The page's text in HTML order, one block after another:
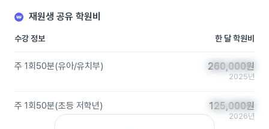
재원생 공유 학원비
수강 정보 한 달 학원비
주 1회 50분(유아/유치부) 260,000원
260,000원
2025년
주 1회 50분(초등 저학년) 125,000원
125,000원
2026년